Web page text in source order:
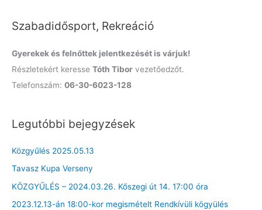
rSzabadidősport, Rekreáció
Gyerekek és felnőttek jelentkezését is várjuk!
Részletekért keresse Tóth Tibor vezetőedzőt.
Telefonszám: 06-30-6023-128
Legutóbbi bejegyzések
Közgyűlés 2025.05.13
Tavasz Kupa Verseny
KÖZGYŰLÉS – 2024.03.26. Kőszegi út 14. 17:00 óra
2023.12.13-án 18:00-kor megismételt Rendkívüli kögyülés